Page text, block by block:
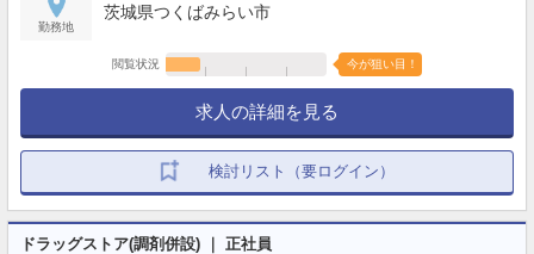
勤務地
茨城県つくばみらい市
閲覧状況 今が狙い目！
求人の詳細を見る
検討リスト（要ログイン）
ドラッグストア(調剤併設) ｜ 正社員